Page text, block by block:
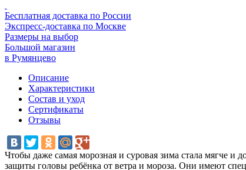
Бесплатная доставка по России
Экспресс-доставка по Москве
Размеры на выбор
Большой магазин
в Румянцево
Описание
Характеристики
Состав и уход
Сертификаты
Отзывы
Чтобы даже самая морозная и суровая зима стала мягче
защиты головы ребёнка от ветра и мороза. Они имеют